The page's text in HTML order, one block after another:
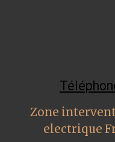
Zone
electrique